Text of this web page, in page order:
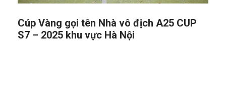
Cúp Vàng gọi tên Nhà vô địch A25 CUP
S7 – 2025 khu vực Hà Nội